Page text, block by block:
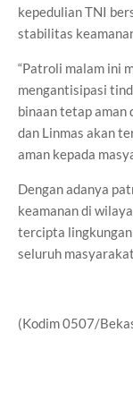
kepedulian TNI
stabilitas
“Patroli malam ini
mengantisipasi
binaan tetap aman
dan Linmas akan
aman kepada
Dengan adanya
keamanan di
tercipta lingkungan
seluruh
(Kodim 0507/